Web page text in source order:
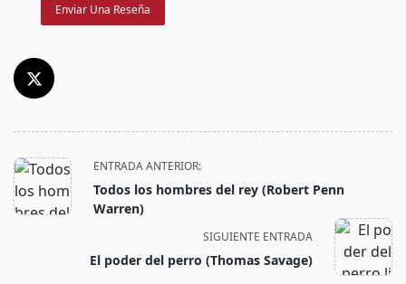
Enviar Una Reseña
<span
class="nav-
subtitle
text">Página</span>
ENTRADA ANTERIOR:
Todos los hombres del rey (Robert Penn
Warren)
SIGUIENTE ENTRADA
El poder del perro (Thomas Savage)